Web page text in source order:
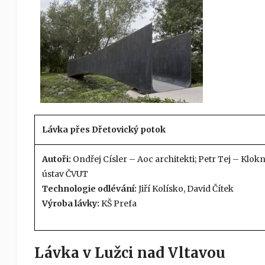
Lávka přes Dřetovický potok
Autoři: Ondřej Císler – Aoc architekti; Petr Tej –
ústav ČVUT
Technologie odlévání: Jiří Kolísko, David Čítek
Výroba lávky: KŠ Prefa
Lávka v Lužci nad Vltavou